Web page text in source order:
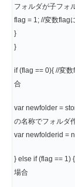
フォルダが子フォ
flag = 1; //変数flag
}
}
if (flag == 0){ //変
合
var newfolder =
の名称でフォルダ
var newfolderid =
} else if (flag == 1)
場合